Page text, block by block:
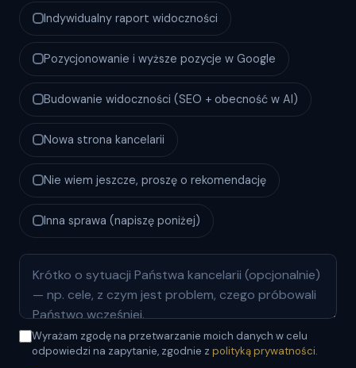
Indywidualny raport widoczności
Pozycjonowanie i wyższe pozycje w Google
Budowanie widoczności (SEO + obecność w AI)
Nowa strona kancelarii
Nie wiem jeszcze, proszę o rekomendację
Inna sprawa (napiszę poniżej)
Wyrażam zgodę na przetwarzanie moich danych w celu
odpowiedzi na zapytanie, zgodnie z polityką prywatności.